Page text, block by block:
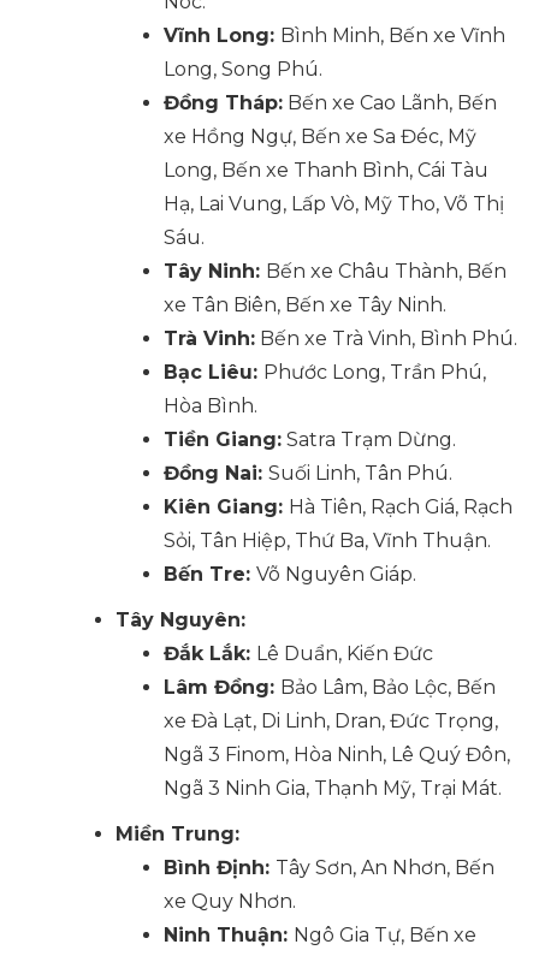
Vĩnh Long: Bình Minh, Bến xe Vĩnh
Long, Song Phú.
Đồng Tháp: Bến xe Cao Lãnh, Bến
xe Hồng Ngự, Bến xe Sa Đéc, Mỹ
Long, Bến xe Thanh Bình, Cái Tàu
Hạ, Lai Vung, Lấp Vò, Mỹ Tho, Võ Thị
Sáu.
Tây Ninh: Bến xe Châu Thành, Bến
xe Tân Biên, Bến xe Tây Ninh.
Trà Vinh: Bến xe Trà Vinh, Bình Phú.
Bạc Liêu: Phước Long, Trần Phú,
Hòa Bình.
Tiền Giang: Satra Trạm Dừng.
Đồng Nai: Suối Linh, Tân Phú.
Kiên Giang: Hà Tiên, Rạch Giá, Rạch
Sỏi, Tân Hiệp, Thứ Ba, Vĩnh Thuận.
Bến Tre: Võ Nguyên Giáp.
Tây Nguyên:
Đắk Lắk: Lê Duẩn, Kiến Đức
Lâm Đồng: Bảo Lâm, Bảo Lộc, Bến
xe Đà Lạt, Di Linh, Dran, Đức Trọng,
Ngã 3 Finom, Hòa Ninh, Lê Quý Đôn,
Ngã 3 Ninh Gia, Thạnh Mỹ, Trại Mát.
Miền Trung:
Bình Định: Tây Sơn, An Nhơn, Bến
xe Quy Nhơn.
Ninh Thuận: Ngô Gia Tự, Bến xe